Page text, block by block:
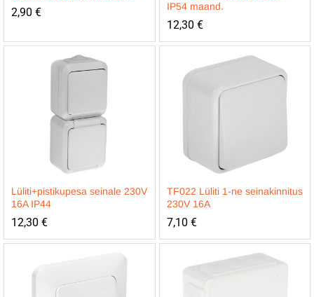
2,90 €
IP54 maand.
12,30 €
Lüliti+pistikupesa seinale 230V
16A IP44
12,30 €
TF022 Lüliti 1-ne seinakinnitus
230V 16A
7,10 €